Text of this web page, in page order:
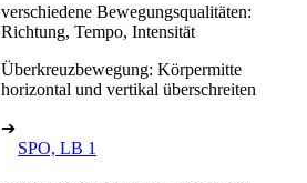
verschiedene Bewegungsqualitäten:
Richtung, Tempo, Intensität
Überkreuzbewegung: Körpermitte
horizontal und vertikal überschreiten
➔
SPO, LB 1